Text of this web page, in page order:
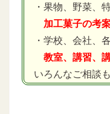
・果物、野菜、
加工菓子の考
・学校、会社、
教室、講習、
いろんなご相談も